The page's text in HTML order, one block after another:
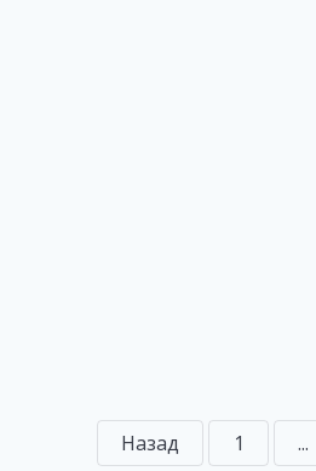
Назад 1 ...